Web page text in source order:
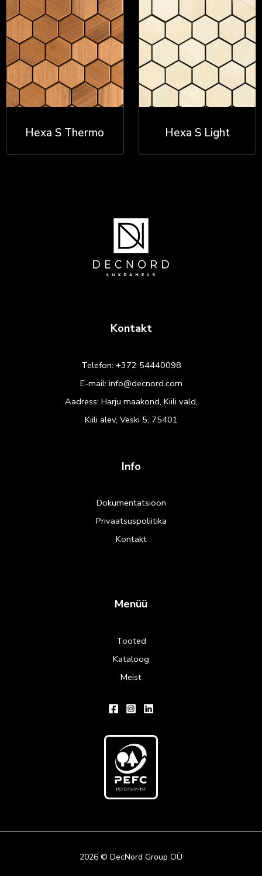
Hexa S Thermo Hexa S Light
Kontakt
Telefon: +372 54440098
E-mail: info@decnord.com
Aadress: Harju maakond, Kiili vald,
Kiili alev, Veski 5, 75401
Info
Dokumentatsioon
Privaatsuspoliitika
Kontakt
Menüü
Tooted
Kataloog
Meist
2026 © DecNord Group OÜ